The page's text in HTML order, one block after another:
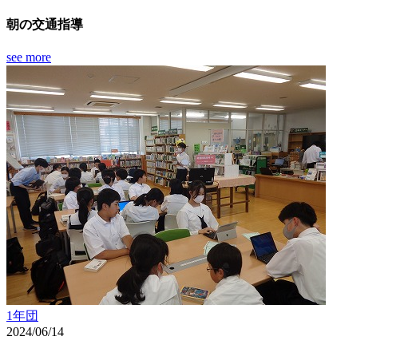
朝の交通指導
see more
1年団
2024/06/14